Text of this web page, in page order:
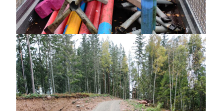
Kategorier
Allmänt(998)
Extrahästar(58)
Hållidej(276)
Heart of Hope(39)
Heart Paal(216)
Idun(140)
Källhults Spotless(163)